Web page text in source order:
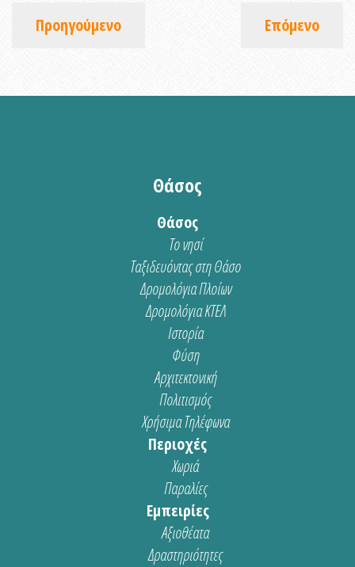
Προηγούμενο Επόμενο
Θάσος
Θάσος
Το νησί
Ταξιδευόντας στη Θάσο
Δρομολόγια Πλοίων
Δρομολόγια ΚΤΕΛ
Ιστορία
Φύση
Αρχιτεκτονική
Πολιτισμός
Χρήσιμα Τηλέφωνα
Περιοχές
Χωριά
Παραλίες
Εμπειρίες
Αξιοθέατα
Δραστηριότητες